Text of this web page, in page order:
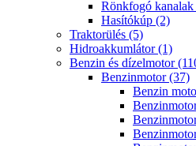
Rönkfogó
Hasítókúp (2)
Traktorülés (5)
Hidroakkumlátor (1)
Benzin és dízelmotor
Benzinmotor (37)
Benzin